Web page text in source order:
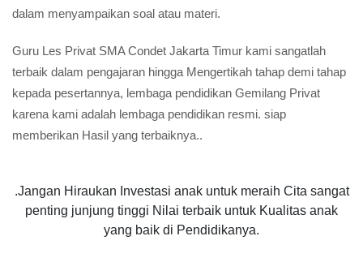
dalam menyampaikan soal atau materi.
Guru Les Privat SMA Condet Jakarta Timur kami sangatlah
terbaik dalam pengajaran hingga Mengertikah tahap demi tahap
kepada pesertannya, lembaga pendidikan Gemilang Privat
karena kami adalah lembaga pendidikan resmi. siap
memberikan Hasil yang terbaiknya..
.Jangan Hiraukan Investasi anak untuk meraih Cita sangat
penting junjung tinggi Nilai terbaik untuk Kualitas anak
yang baik di Pendidikanya.